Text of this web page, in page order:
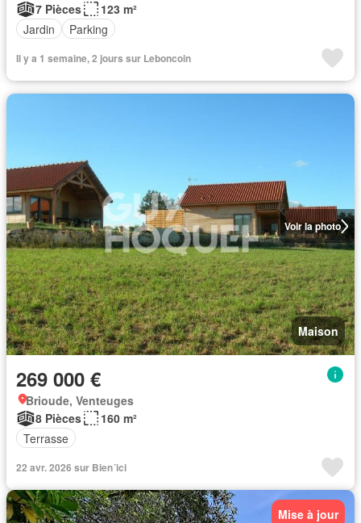
7 Pièces
123 m²
Jardin
Parking
Il y a 1 semaine, 2 jours sur Leboncoin
Voir la photo
Maison
269 000 €
Brioude, Venteuges
8 Pièces
160 m²
Terrasse
22 avr. 2026 sur Bien´ici
Mise à jour